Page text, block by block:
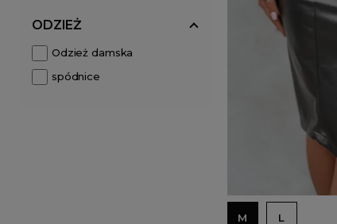
ODZIEŻ
Odzież damska
spódnice
M L